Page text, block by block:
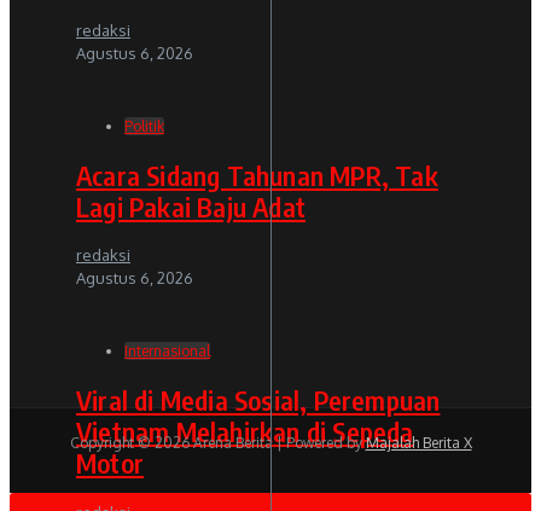
redaksi
Agustus 6, 2026
Politik
Acara Sidang Tahunan MPR, Tak
Lagi Pakai Baju Adat
redaksi
Agustus 6, 2026
Internasional
Viral di Media Sosial, Perempuan
Vietnam Melahirkan di Sepeda
Motor
Copyright © 2026 Arena Berita | Powered byMajalah Berita X